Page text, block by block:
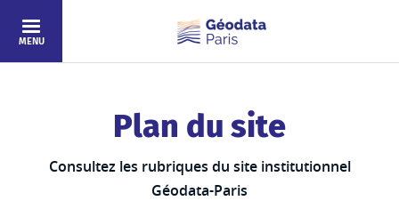
Aller au contenu principal
MENU
Plan du site
Consultez les rubriques du site institutionnel
Géodata-Paris